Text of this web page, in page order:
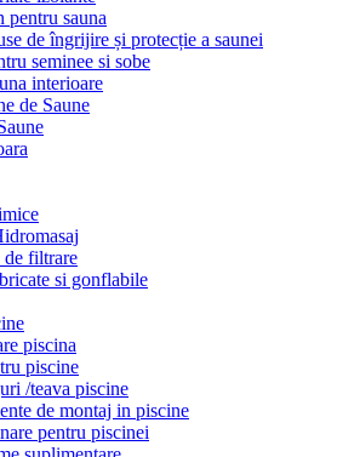
pentru sauna
de îngrijire și protecție a saunei
seminee si sobe
interioare
de Saune
de filtrare
si gonflabile
piscina
piscine
/teava piscine
de montaj in piscine
pentru piscinei